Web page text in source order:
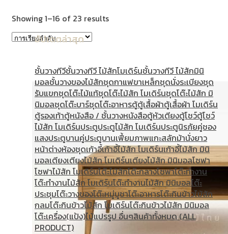
อัปเดตล่าสุด
ชั้นวางทีวีชั้นวางทีวี ไม้สักโมเดิร์นชั้นวางทีวี ไม้สักมินิ
มอลชั้นวางของไม้สักชุดกาแฟขาเหล็กชุดนั่งระเบียงชุด
รับแขกชุดโต๊ะไม้แท้ชุดโต๊ะไม้สัก โมเดิร์นชุดโต๊ะไม้สัก มิ
นิมอลชุดโต๊ะบาร์ชุดโต๊ะอาหารตู้ตู้เสื้อผ้าตู้เสื้อผ้า โมเดิร์น
ตู้รองเท้าตู้หนังสือ / ชั้นวางหนังสือตู้หัวเตียงตู้โชว์ตู้โชว์
ไม้สัก โมเดิร์นประตูประตูไม้สัก โมเดิร์นประตูนิรภัยคู่ชอง
แสงประตูบานคู่ประตูบานเฟี้ยมภาพแกะสลักม้านั่งยาว
หน้าต่างห้องชุดเก้าอี้เก้าอี้ไม้สัก โมเดิร์นเก้าอี้ไม้สัก มินิ
มอลเตียงเตียงไม้สัก โมเดิร์นเตียงไม้สัก มินิมอลโซฟา
โซฟาไม้สัก โมเดิร์นโต๊ะไม้สักโต๊ะกลางโซฟาโต๊ะทำงาน
โต๊ะทํางานไม้สัก โมเดิร์นโต๊ะทำงานไม้สัก มินิมอลโต๊ะ
ประชุมโต๊ะวางของโต๊ะหมู่บูชาโต๊ะอาหารโต๊ะกินข้าวไม้สัก
กลมโต๊ะกินข้าวไม้สัก โมเดิร์นโต๊ะกินข้าวไม้สัก มินิมอล
โต๊ะเครื่อง(แป้ง)ไม้แปรรูป อื่นๆสินค้าทั้งหมด (ALL
PRODUCT)
Showing 1–16 of 23 results